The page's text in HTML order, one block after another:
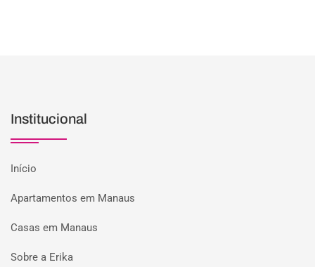
Institucional
Início
Apartamentos em Manaus
Casas em Manaus
Sobre a Erika